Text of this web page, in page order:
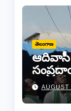
తెలంగాణ
ఆదివాసీ
AUGUST